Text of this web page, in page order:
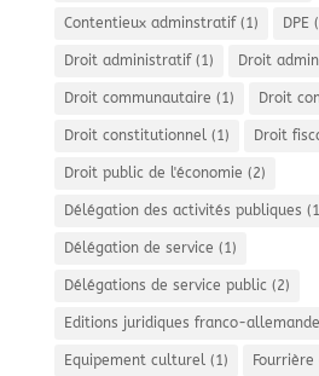
Contentieux adminstratif(1) DPE
Droit administratif(1) Droit
Droit communautaire (1) Droit
Droit constitutionnel(1) Droit
Droit public de l'économie (2)
Délégation des activités publiques
Délégation de service (1)
Délégations de service public(2)
Editions juridiques franco-
Equipement culturel(1) Fourrière